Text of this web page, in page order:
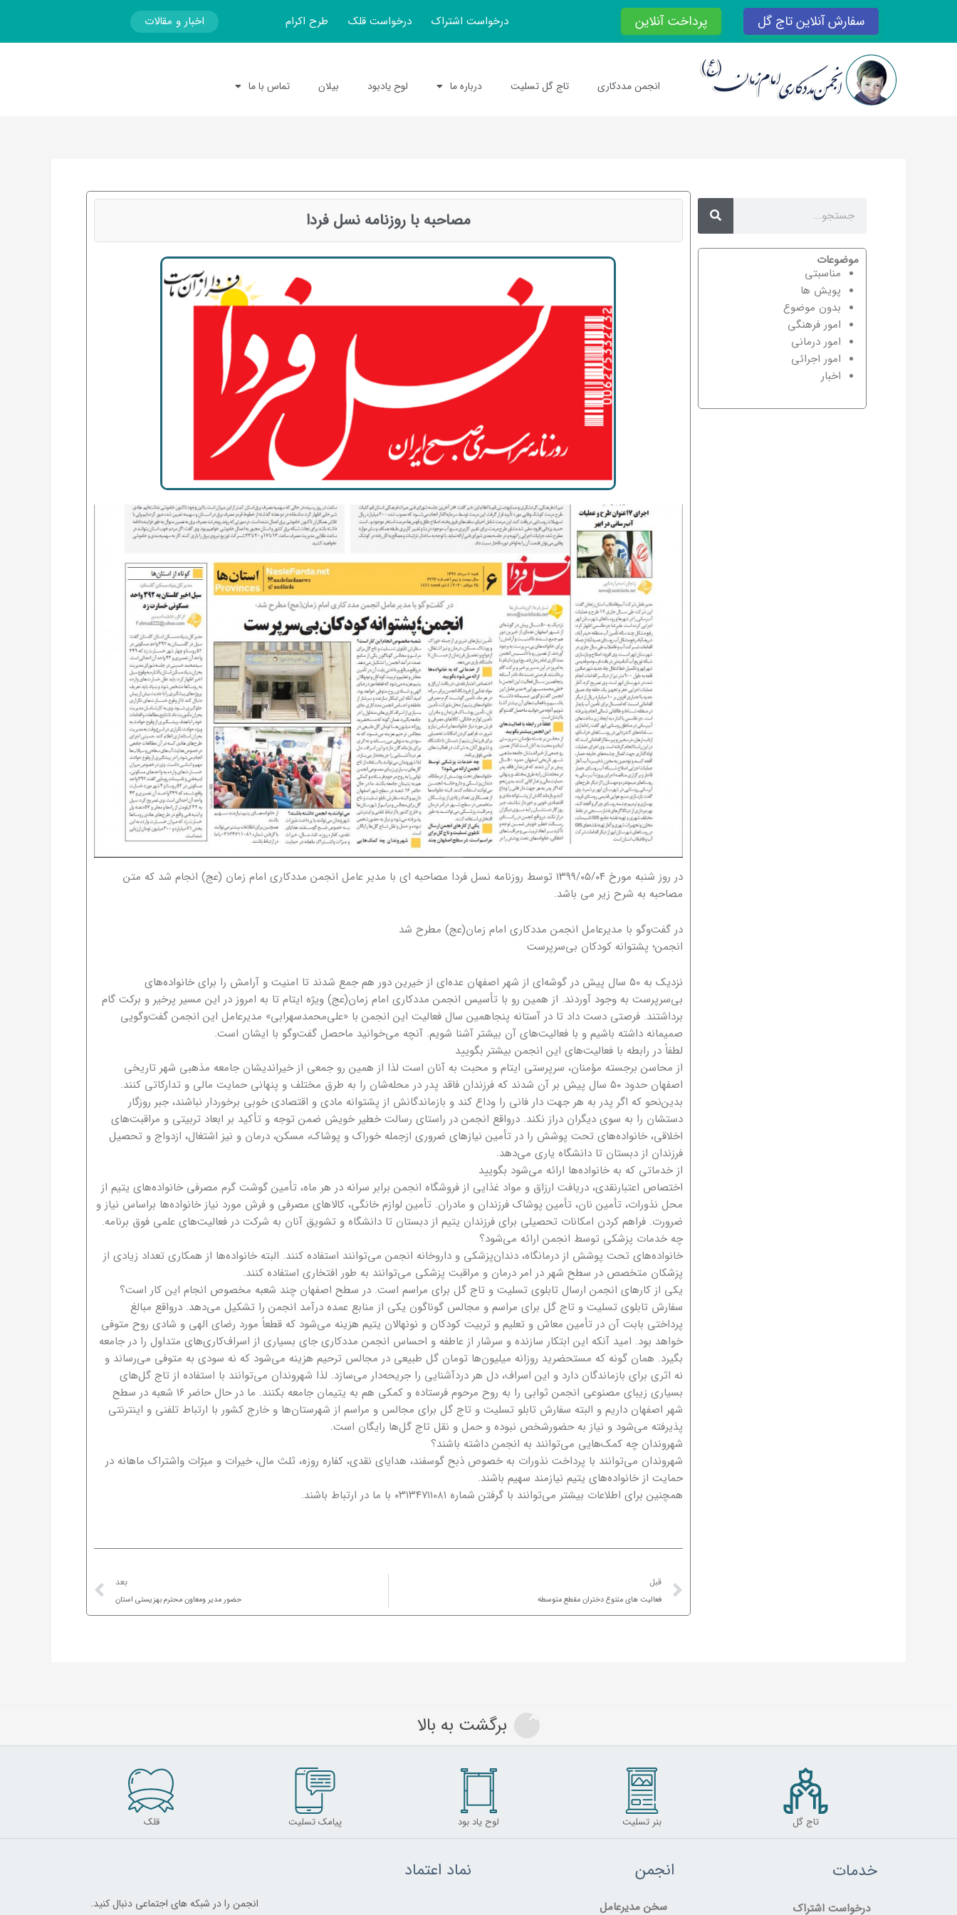
محتوا
سفارش آنلاین تاج گل پرداخت آنلاین درخواست اشتراک درخواست قلک طرح اکرام اخبار و مقالات
انجمن مددکاری تاج گل تسلیت درباره ما لوح یادبود بیلان تماس با ما
Search
موضوعات
مناسبتی
پویش ها
بدون موضوع
امور فرهنگی
امور درمانی
امور اجرائی
اخبار
مصاحبه با روزنامه نسل فردا
در روز شنبه مورخ ۱۳۹۹/۰۵/۰۴ توسط روزنامه نسل فردا مصاحبه ای با مدیر عامل انجمن مددکاری امام زمان (عج) انجام شد که متن
مصاحبه به شرح زیر می باشد.
در گفت‌وگو با مدیرعامل انجمن مددکاری امام زمان(عج) مطرح شد
انجمن؛ پشتوانه کودکان بی‌سرپرست
نزدیک به ۵۰ سال پیش در گوشه‌ای از شهر اصفهان عده‌ای از خیرین دور هم جمع شدند تا امنیت و آرامش را برای خانواده‌های
بی‌سرپرست به وجود آوردند. از همین رو با تأسیس انجمن مددکاری امام زمان(عج) ویژه ایتام تا به امروز در این مسیر پرخیر و برکت گام
برداشتند. فرصتی دست داد تا در آستانه پنجاهمین سال فعالیت این انجمن با «علی‌محمدسهرابی» مدیرعامل این انجمن گفت‌وگویی
صمیمانه داشته باشیم و با فعالیت‌های آن بیشتر آشنا شویم. آنچه می‌خوانید ماحصل گفت‌وگو با ایشان است.
لطفاً در رابطه با فعالیت‌های این انجمن بیشتر بگویید
از محاسن برجسته مؤمنان، سرپرستی ایتام و محبت به آنان است لذا از همین رو جمعی از خیراندیشان جامعه مذهبی شهر تاریخی
اصفهان حدود ۵۰ سال پیش بر آن شدند که فرزندان فاقد پدر در محله‌شان را به طرق مختلف و پنهانی حمایت مالی و تدارکاتی کنند.
بدین‌نحو که اگر پدر به هر جهت دار فانی را وداع کند و بازماندگانش از پشتوانه مادی و اقتصادی خوبی برخوردار نباشند، جبر روزگار
دستشان را به سوی دیگران دراز نکند. درواقع انجمن در راستای رسالت خطیر خویش ضمن توجه و تأکید بر ابعاد تربیتی و مراقبت‌های
اخلاقی، خانواده‌های تحت پوشش را در تأمین نیازهای ضروری ازجمله خوراک و پوشاک، مسکن، درمان و نیز اشتغال، ازدواج و تحصیل
فرزندان از دبستان تا دانشگاه یاری می‌دهد.
از خدماتی که به خانواده‌ها ارائه می‌شود بگویید
اختصاص اعتبارنقدی، دریافت ارزاق و مواد غذایی از فروشگاه انجمن برابر سرانه در هر ماه، تأمین گوشت گرم مصرفی خانواده‌های یتیم از
محل نذورات، تأمین نان، تأمین پوشاک فرزندان و مادران. تأمین لوازم خانگی، کالاهای مصرفی و فرش مورد نیاز خانواده‌ها براساس نیاز و
ضرورت. فراهم کردن امکانات تحصیلی برای فرزندان یتیم از دبستان تا دانشگاه و تشویق آنان به شرکت در فعالیت‌های علمی فوق برنامه.
چه خدمات پزشکی توسط انجمن ارائه می‌شود؟
خانواده‌های تحت پوشش از درمانگاه، دندان‌پزشکی و داروخانه انجمن می‌توانند استفاده کنند. البته خانواده‌ها از همکاری تعداد زیادی از
پزشکان متخصص در سطح شهر در امر درمان و مراقبت پزشکی می‌توانند به طور افتخاری استفاده کنند.
یکی از کارهای انجمن ارسال تابلوی تسلیت و تاج گل برای مراسم است. در سطح اصفهان چند شعبه مخصوص انجام این کار است؟
سفارش تابلوی تسلیت و تاج گل برای مراسم و مجالس گوناگون یکی از منابع عمده درآمد انجمن را تشکیل می‌دهد. درواقع مبالغ
پرداختی بابت آن در تأمین معاش و تعلیم و تربیت کودکان و نونهالان یتیم هزینه می‌شود که قطعاً مورد رضای الهی و شادی روح متوفی
خواهد بود. امید آنکه این ابتکار سازنده و سرشار از عاطفه و احساس انجمن مددکاری جای بسیاری از اسراف‌کاری‌های متداول را در جامعه
بگیرد. همان گونه که مستحضرید روزانه میلیون‌ها تومان گل طبیعی در مجالس ترحیم هزینه می‌شود که نه سودی به متوفی می‌رساند و
نه اثری برای بازماندگان دارد و این اسراف، دل هر دردآشنایی را جریحه‌دار می‌سازد. لذا شهروندان می‌توانند با استفاده از تاج گل‌های
بسیاری زیبای مصنوعی انجمن ثوابی را به روح مرحوم فرستاده و کمکی هم به یتیمان جامعه بکنند. ما در حال حاضر ۱۶ شعبه در سطح
شهر اصفهان داریم و البته سفارش تابلو تسلیت و تاج گل برای مجالس و مراسم از شهرستان‌ها و خارج کشور با ارتباط تلفنی و اینترنتی
پذیرفته می‌شود و نیاز به حضورشخص نبوده و حمل و نقل تاج گل‌ها رایگان است.
شهروندان چه کمک‌هایی می‌توانند به انجمن داشته باشند؟
شهروندان می‌توانند با پرداخت نذورات به خصوص ذبح گوسفند، هدایای نقدی، کفاره روزه، ثلث مال، خیرات و مبرّات واشتراک ماهانه در
حمایت از خانواده‌های یتیم نیازمند سهیم باشند.
همچنین برای اطلاعات بیشتر می‌توانند با گرفتن شماره ۰۳۱۳۴۷۱۱۰۸۱ با ما در ارتباط باشند.
Prev
قبل
فعالیت های متنوع دختران مقطع متوسطه
بعد
حضور مدیر ومعاون محترم بهزیستی استان
برگشت به بالا
تاج گل بنر تسلیت لوح یاد بود پیامک تسلیت قلک
خدمات
درخواست اشتراک
انجمن
سخن مدیرعامل
نماد اعتماد
انجمن را در شبکه های اجتماعی دنبال کنید.